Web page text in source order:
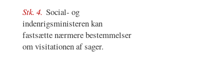
Stk. 4. Social- og
indenrigsministeren kan
fastsætte nærmere bestemmelser
om visitationen af sager.